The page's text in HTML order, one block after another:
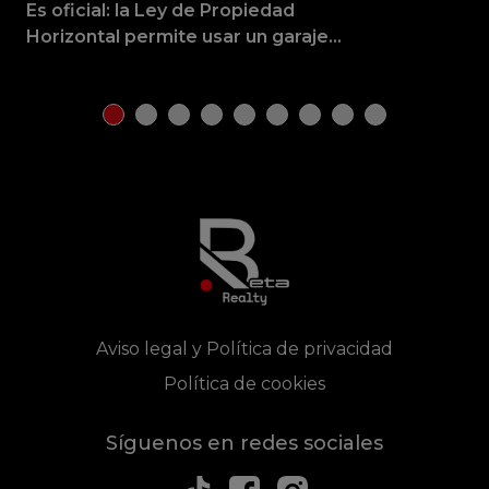
Es oficial: la Ley de Propiedad
Horizontal permite usar un garaje
Aviso legal y Política de privacidad
Política de cookies
Síguenos en redes sociales